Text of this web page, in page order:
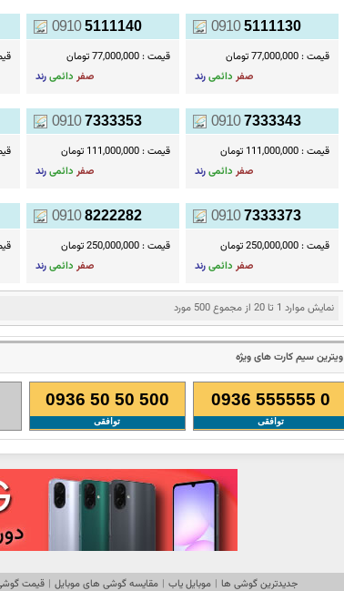
0910 5111130
قیمت :77,000,000 تومان
صفر دائمیرند
0910 5111140
قیمت :77,000,000 تومان
صفر دائمیرند
0910 7333343
قیمت :111,000,000 تومان
صفر دائمیرند
0910 7333353
قیمت :111,000,000 تومان
صفر دائمیرند
0910 7333373
قیمت :250,000,000 تومان
صفر دائمیرند
0910 8222282
قیمت :250,000,000 تومان
صفر دائمیرند
نمایش موارد 1 تا 20 از مجموع 500 مورد
ویترین سیم کارت های ویژه
0936 555555 0
توافقی
0936 50 50 500
توافقی
جدیدترین گوشی ها | موبایل یاب | مقایسه گوشی های موبایل | قیمت